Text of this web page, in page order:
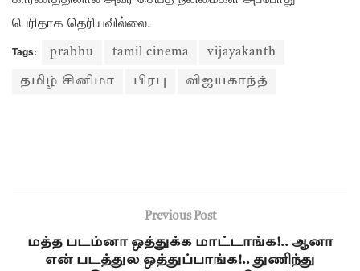
பெரிதாக தெரியவில்லை.
Tags: prabhu tamil cinema vijayakanth
தமிழ் சினிமா பிரபு விஜயகாந்த்
Previous Post
மத்த படம்னா ஒத்துக்க மாட்டாங்க!.. ஆனா
என் படத்துல ஒத்துப்பாங்க!.. துணிந்து